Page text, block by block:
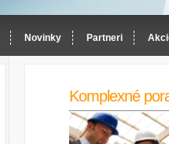
Novinky Partneri
Komplexné